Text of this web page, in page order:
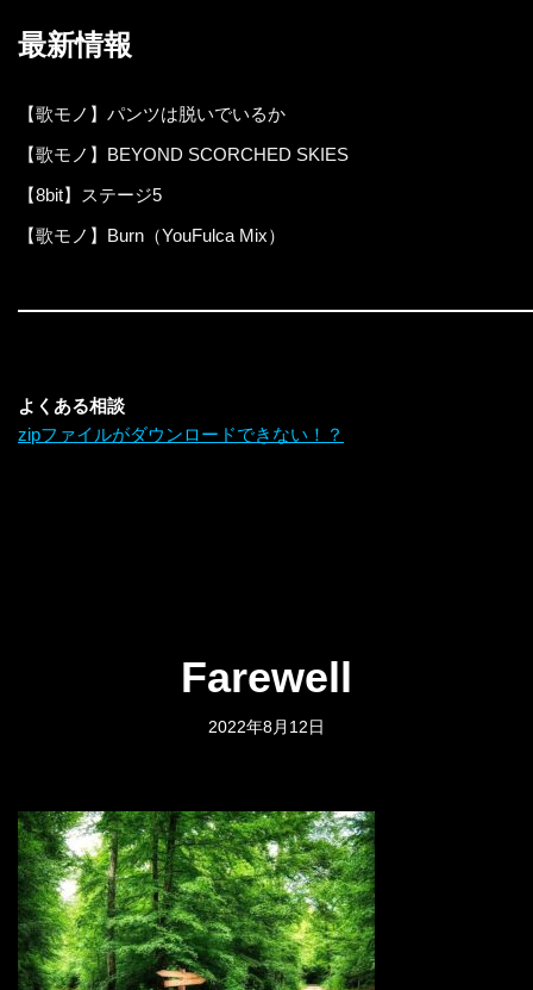
最新情報
【歌モノ】パンツは脱いでいるか
【歌モノ】BEYOND SCORCHED SKIES
【8bit】ステージ5
【歌モノ】Burn（YouFulca Mix）
よくある相談
zipファイルがダウンロードできない！？
Farewell
2022年8月12日